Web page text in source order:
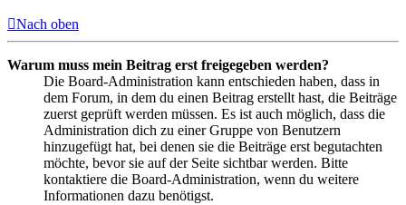
Nach oben
Warum muss mein Beitrag erst freigegeben werden?
Die Board-Administration kann entschieden haben, dass in
dem Forum, in dem du einen Beitrag erstellt hast, die Beiträge
zuerst geprüft werden müssen. Es ist auch möglich, dass die
Administration dich zu einer Gruppe von Benutzern
hinzugefügt hat, bei denen sie die Beiträge erst begutachten
möchte, bevor sie auf der Seite sichtbar werden. Bitte
kontaktiere die Board-Administration, wenn du weitere
Informationen dazu benötigst.